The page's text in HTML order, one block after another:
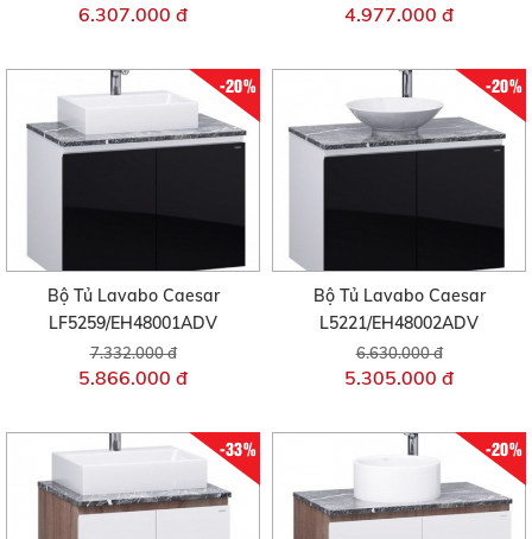
6.307.000 đ 4.977.000 đ
-20%
Bộ Tủ Lavabo Caesar
LF5259/EH48001ADV
7.332.000 đ
5.866.000 đ
-20%
Bộ Tủ Lavabo Caesar
L5221/EH48002ADV
6.630.000 đ
5.305.000 đ
-33% -20%